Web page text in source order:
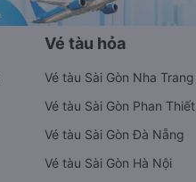
Vé tàu hỏa
Vé tàu Sài Gòn Nha Trang
Vé tàu Sài Gòn Phan Thiết
Vé tàu Sài Gòn Đà Nẵng
Vé tàu Sài Gòn Hà Nội